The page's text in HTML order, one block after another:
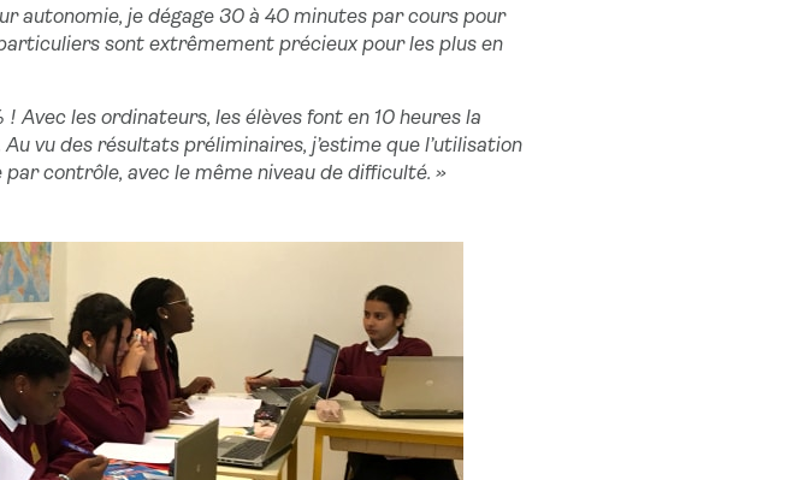
autonomie, je dégage 30 à 40 minutes par cours pour
sont extrêmement précieux pour les plus en
Avec les ordinateurs, les élèves font en 10 heures la
vu des résultats préliminaires, j’estime que l’utilisation
contrôle, avec le même niveau de difficulté. »